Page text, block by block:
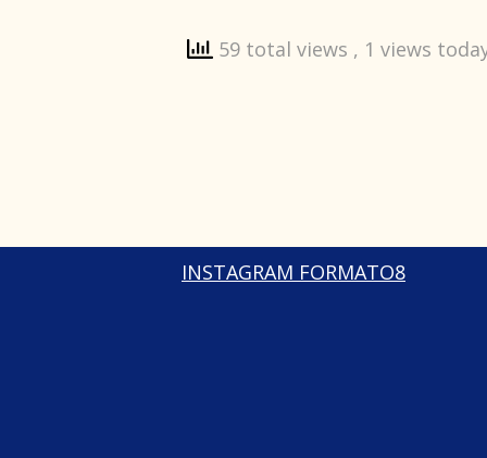
59 total views , 1 views
INSTAGRAM FORMATO8